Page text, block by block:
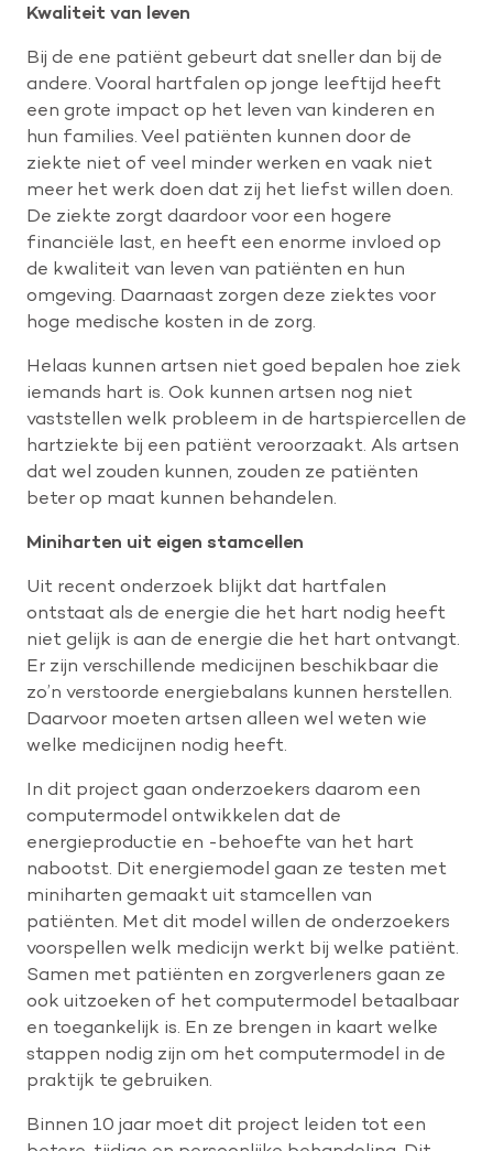
Kwaliteit van leven
Bij de ene patiënt gebeurt dat sneller dan bij de
andere. Vooral hartfalen op jonge leeftijd heeft
een grote impact op het leven van kinderen en
hun families. Veel patiënten kunnen door de
ziekte niet of veel minder werken en vaak niet
meer het werk doen dat zij het liefst willen doen.
De ziekte zorgt daardoor voor een hogere
financiële last, en heeft een enorme invloed op
de kwaliteit van leven van patiënten en hun
omgeving. Daarnaast zorgen deze ziektes voor
hoge medische kosten in de zorg.
Helaas kunnen artsen niet goed bepalen hoe ziek
iemands hart is. Ook kunnen artsen nog niet
vaststellen welk probleem in de hartspiercellen de
hartziekte bij een patiënt veroorzaakt. Als artsen
dat wel zouden kunnen, zouden ze patiënten
beter op maat kunnen behandelen.
Miniharten uit eigen stamcellen
Uit recent onderzoek blijkt dat hartfalen
ontstaat als de energie die het hart nodig heeft
niet gelijk is aan de energie die het hart ontvangt.
Er zijn verschillende medicijnen beschikbaar die
zo’n verstoorde energiebalans kunnen herstellen.
Daarvoor moeten artsen alleen wel weten wie
welke medicijnen nodig heeft.
In dit project gaan onderzoekers daarom een
computermodel ontwikkelen dat de
energieproductie en -behoefte van het hart
nabootst. Dit energiemodel gaan ze testen met
miniharten gemaakt uit stamcellen van
patiënten. Met dit model willen de onderzoekers
voorspellen welk medicijn werkt bij welke patiënt.
Samen met patiënten en zorgverleners gaan ze
ook uitzoeken of het computermodel betaalbaar
en toegankelijk is. En ze brengen in kaart welke
stappen nodig zijn om het computermodel in de
praktijk te gebruiken.
Binnen 10 jaar moet dit project leiden tot een